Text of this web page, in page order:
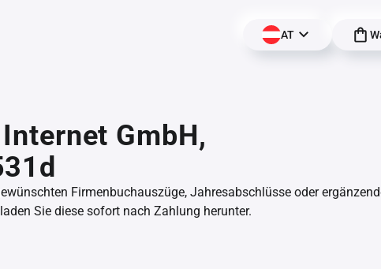
AT
GmbH,
Firmenbuchauszüge, Jahresabschlüsse oder
Sie diese sofort nach Zahlung herunter.